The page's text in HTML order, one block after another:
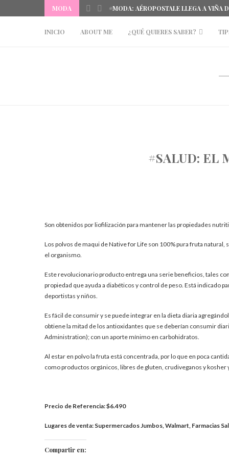
MODA #MODA: AÉROPOSTALE LLEGA A VIÑA
INICIO ABOUT ME ¿QUÉ QUIERES SABER?
#SALUD: EL
Son obtenidos por liofilización para mantener las propiedades
Los polvos de maqui de Native for Life son 100% pura fruta
el organismo.
Este revolucionario producto entrega una serie beneficios, tales
propiedad que ayuda a diabéticos y control de peso. Está indicado
deportistas y niños.
Es fácil de consumir y se puede integrar en la dieta diaria
obtiene la mitad de los antioxidantes que se deberían consumir
Administration); con un aporte mínimo en carbohidratos.
Al estar en polvo la fruta está concentrada, por lo que en poca
como productos orgánicos, libres de gluten, crudiveganos y kosher
Precio de Referencia: $6.490
Lugares de venta: Supermercados Jumbos, Walmart, Farmacias
Compartir en: